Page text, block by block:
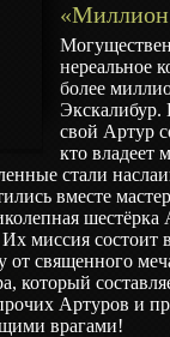
нереальное
более
Экскалибур.
свой Артур
кто владеет
стали
вместе
шестёрка
миссия состоит
от священного
который
Артуров и
врагами!